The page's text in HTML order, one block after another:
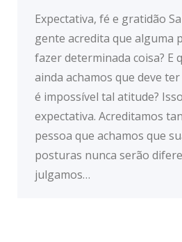
Expectativa, fé e gratidão
gente acredita que alguma
fazer determinada coisa? E
ainda achamos que deve
é impossível tal atitude?
expectativa. Acreditamos
pessoa que achamos que
posturas nunca serão
julgamos…